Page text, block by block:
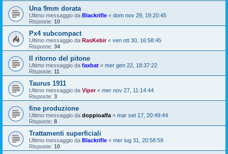
Una 9mm dorata
Ultimo messaggio da Blackrifle « dom nov 29, 19:20:45
Risposte: 10
Px4 subcompact
Ultimo messaggio da RasKebir« ven ott 30, 16:58:45
Risposte: 34
Il ritorno del pitone
Ultimo messaggio da faxbat « mer gen 22, 18:37:22
Risposte: 11
Taurus 1911
Ultimo messaggio da Viper« mer nov 27, 11:14:44
Risposte: 3
fine produzione
Ultimo messaggio da doppioalfa « mar set 17, 20:49:44
Risposte: 8
Trattamenti superficiali
Ultimo messaggio da Blackrifle « mer lug 31, 20:58:59
Risposte: 10